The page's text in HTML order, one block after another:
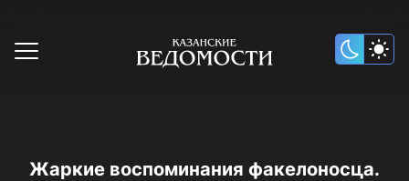
Жаркие воспоминания факелоносца.